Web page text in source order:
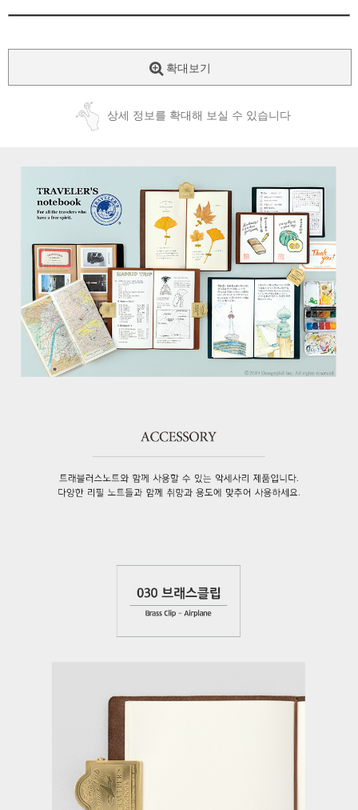
확대보기
상세 정보를 확대해 보실 수 있습니다